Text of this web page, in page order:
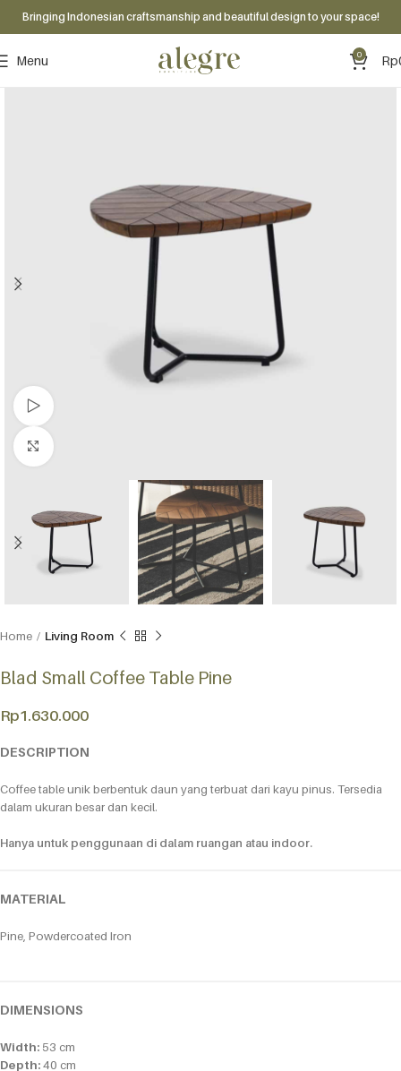
Bringing Indonesian craftsmanship and beautiful design to your space!
Menu 0 Rp
Home Living Room
Blad Small Coffee Table Pine
Rp1.630.000
DESCRIPTION
Coffee table unik berbentuk daun yang terbuat dari kayu pinus. Tersedia
dalam ukuran besar dan kecil.
Hanya untuk penggunaan di dalam ruangan atau indoor.
MATERIAL
Pine, Powdercoated Iron
DIMENSIONS
Width: 53 cm
Depth:40 cm